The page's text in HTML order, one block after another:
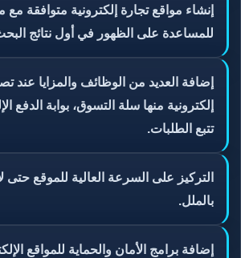
إنشاء مواقع تجارة إلكترونية متوافقة
للمساعدة على الظهور في أول نتائج
إضافة العديد من الوظائف والمزايا عند
إلكترونية منها سلة التسوق، بوابة الدفع
تتبع الطلبات.
التركيز على السرعة العالية للموقع حتى
بالملل.
إضافة برامج الأمان والحماية للمواقع